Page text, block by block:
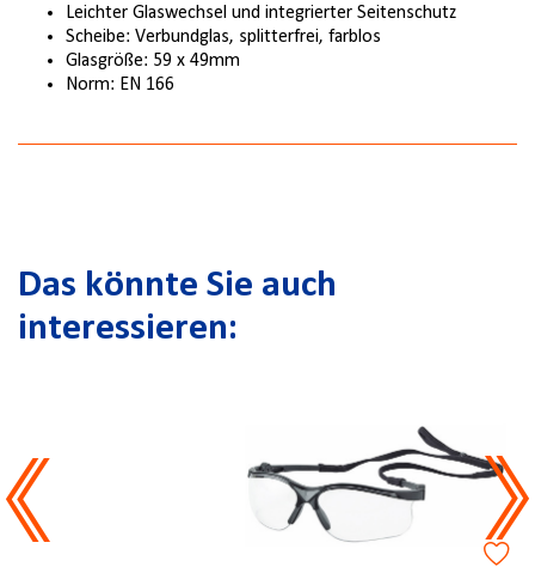
Leichter Glaswechsel und integrierter Seitenschutz
Scheibe: Verbundglas, splitterfrei, farblos
Glasgröße: 59 x 49mm
Norm: EN 166
Das könnte Sie auch
interessieren: